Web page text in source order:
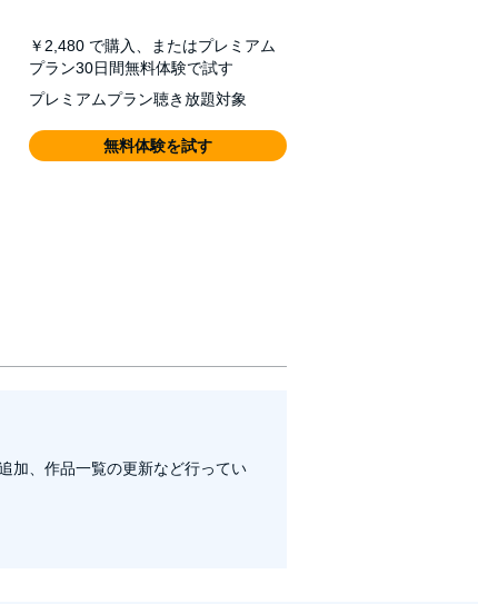
￥2,480 で購入、またはプレミアム
プラン30日間無料体験で試す
プレミアムプラン聴き放題対象
無料体験を試す
加、作品一覧の更新など行ってい